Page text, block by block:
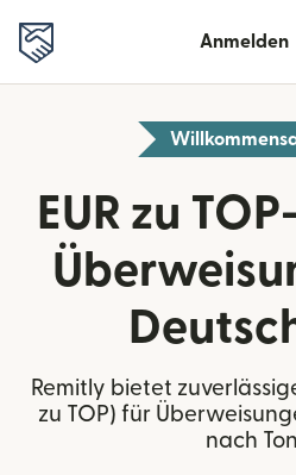
Anmelden
EUR zu
Remitly bietet
zu TOP) für
nach